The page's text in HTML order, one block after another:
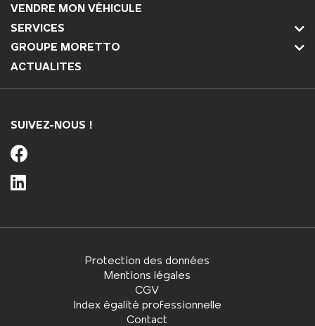
VENDRE MON VÉHICULE
SERVICES
GROUPE MORETTO
ACTUALITES
SUIVEZ-NOUS !
Protection des données
Mentions légales
CGV
Index égalité professionnelle
Contact